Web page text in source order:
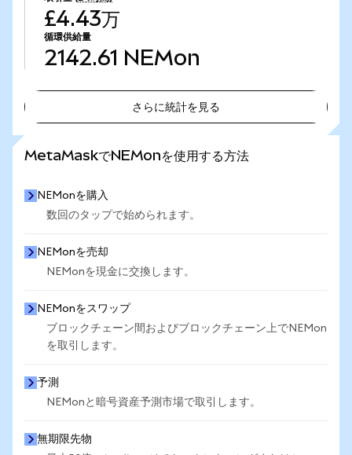
£4.43万
循環供給量
2142.61 NEMon
さらに統計を見る
MetaMaskでNEMonを使用する方法
NEMonを購入
数回のタップで始められます。
NEMonを売却
NEMonを現金に交換します。
NEMonをスワップ
ブロックチェーン間およびブロックチェーン上でNEMon
を取引します。
予測
NEMonと暗号資産予測市場で取引します。
無期限先物